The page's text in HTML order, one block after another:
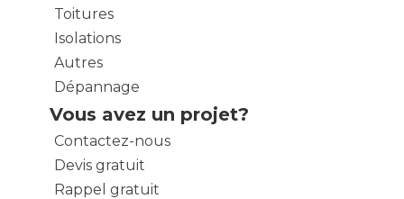
Toitures
Isolations
Autres
Dépannage
Vous avez un projet?
Contactez-nous
Devis gratuit
Rappel gratuit